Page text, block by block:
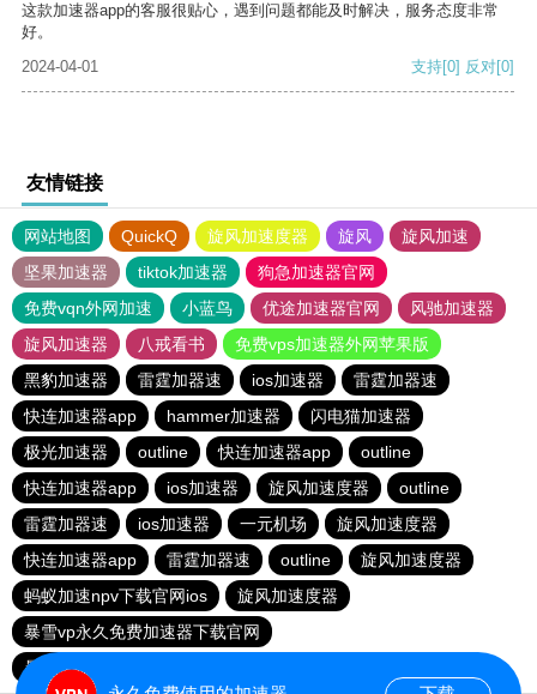
这款加速器app的客服很贴心，遇到问题都能及时解决，服务态度非常
好。
2024-04-01
支持[0] 反对[0]
友情链接
网站地图 QuickQ 旋风加速度器 旋风
旋风加速
坚果加速器
tiktok加速器
狗急加速器官网
免费vqn外网加速
小蓝鸟 优途加速器官网
风驰加速器
旋风加速器
八戒看书
免费vps加速器外网苹果版
黑豹加速器
雷霆加器速 ios加速器
雷霆加器速
快连加速器app
hammer加速器
闪电猫加速器
极光加速器
outline 快连加速器app
outline
快连加速器app
ios加速器 旋风加速度器
outline
雷霆加器速
ios加速器 一元机场
旋风加速度器
快连加速器app
雷霆加器速 outline
旋风加速度器
蚂蚁加速npv下载官网ios
旋风加速度器
暴雪vp永久免费加速器下载官网
暴雪vp永久免费加速器下载官网